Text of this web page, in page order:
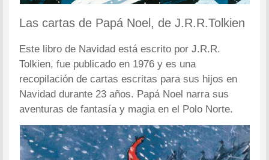
Las cartas de Papá Noel, de J.R.R.Tolkien
Este libro de Navidad está escrito por J.R.R.
Tolkien, fue publicado en 1976 y es una
recopilación de cartas escritas para sus hijos en
Navidad durante 23 años. Papá Noel narra sus
aventuras de fantasía y magia en el Polo Norte.